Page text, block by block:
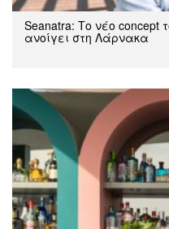
Seanatra: Το νέο concept
ανοίγει στη Λάρνακα